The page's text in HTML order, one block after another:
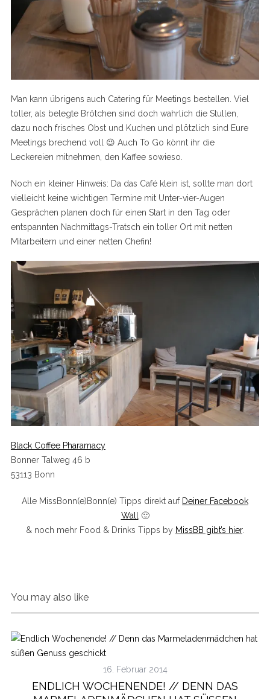
Man kann übrigens auch Catering für Meetings bestellen. Viel
toller, als belegte Brötchen sind doch wahrlich die Stullen,
dazu noch frisches Obst und Kuchen und plötzlich sind Eure
Meetings brechend voll 😉 Auch To Go könnt ihr die
Leckereien mitnehmen, den Kaffee sowieso.
Noch ein kleiner Hinweis: Da das Café klein ist, sollte man dort
vielleicht keine wichtigen Termine mit Unter-vier-Augen
Gesprächen planen doch für einen Start in den Tag oder
entspannten Nachmittags-Tratsch ein toller Ort mit netten
Mitarbeitern und einer netten Chefin!
Black Coffee Pharamacy
Bonner Talweg 46 b
53113 Bonn
Alle MissBonn(e)Bonn(e) Tipps direkt auf Deiner Facebook
Wall
🙂
& noch mehr Food & Drinks Tipps by MissBB gibt’s hier.
You may also like
16. Februar 2014
ENDLICH WOCHENENDE! // DENN DAS